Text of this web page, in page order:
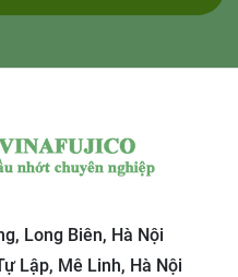
Long Biên, Hà Nội
Lập, Mê Linh, Hà Nội